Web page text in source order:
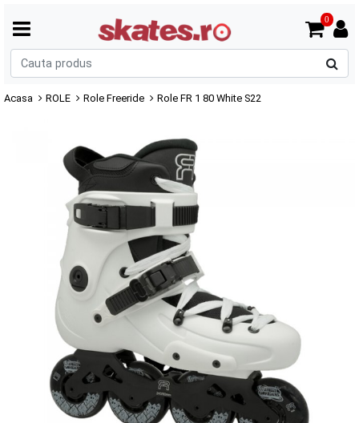
0
Acasa ROLE Role Freeride Role FR 1 80 White S22